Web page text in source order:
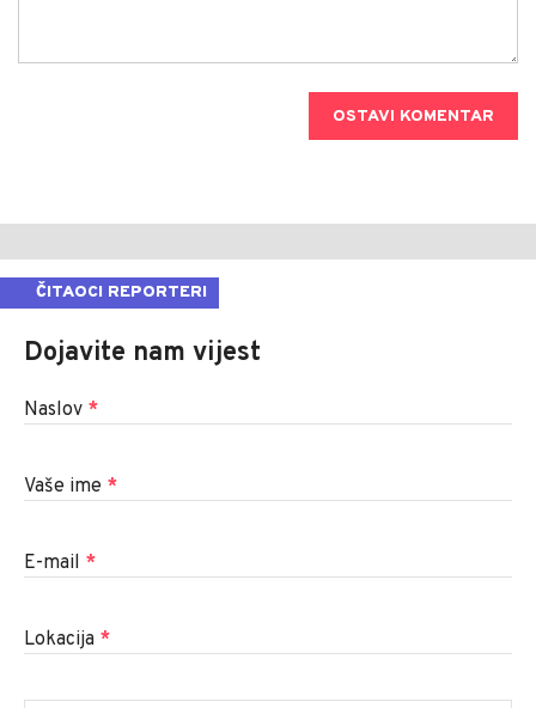
OSTAVI KOMENTAR
ČITAOCI REPORTERI
Dojavite nam vijest
Naslov *
Vaše ime *
E-mail *
Lokacija *